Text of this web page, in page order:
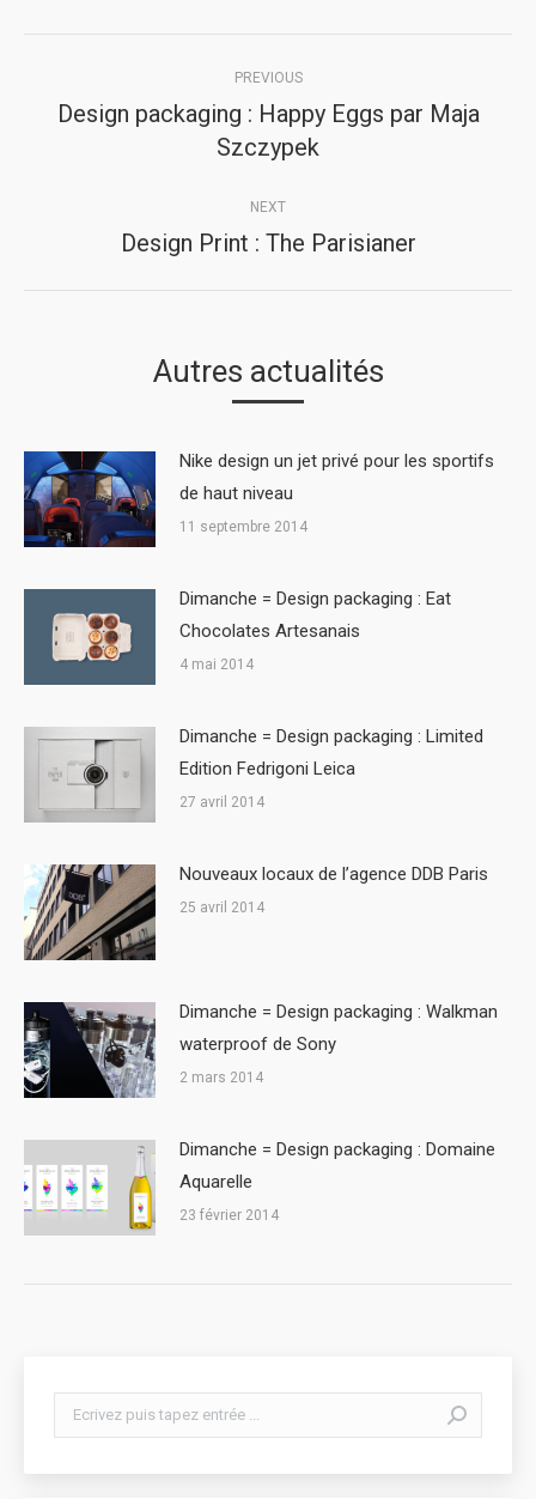
navigation
PREVIOUS
Previous
post:
Design packaging : Happy Eggs par Maja
Szczypek
NEXT
Next
Design Print : The Parisianer
Autres actualités
Nike design un jet privé pour les sportifs
de haut niveau
11 septembre 2014
Dimanche = Design packaging : Eat
Chocolates Artesanais
4 mai 2014
Dimanche = Design packaging : Limited
Edition Fedrigoni Leica
27 avril 2014
Nouveaux locaux de l’agence DDB Paris
25 avril 2014
Dimanche = Design packaging : Walkman
waterproof de Sony
2 mars 2014
Dimanche = Design packaging : Domaine
Aquarelle
23 février 2014